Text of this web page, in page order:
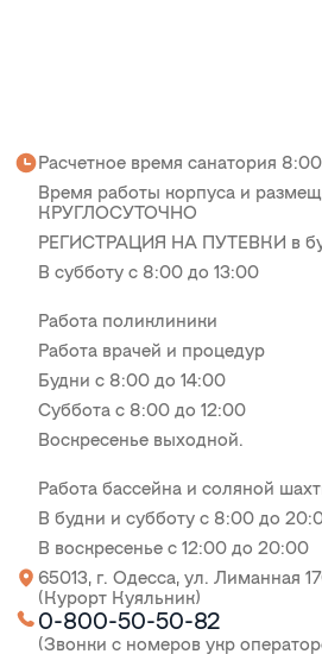
Расчетное время санатория 8:00
Время работы корпуса и
КРУГЛОСУТОЧНО
РЕГИСТРАЦИЯ НА ПУТЕВКИ в
В субботу с 8:00 до 13:00
Работа поликлиники
Работа врачей и процедур
Будни с 8:00 до 14:00
Суббота с 8:00 до 12:00
Воскресенье выходной.
Работа бассейна и соляной
В будни и субботу с 8:00 до
В воскресенье с 12:00 до 20:00
65013, г. Одесса, ул. Лиманная
(Курорт Куяльник)
0-800-50-50-82
(Звонки с номеров укр